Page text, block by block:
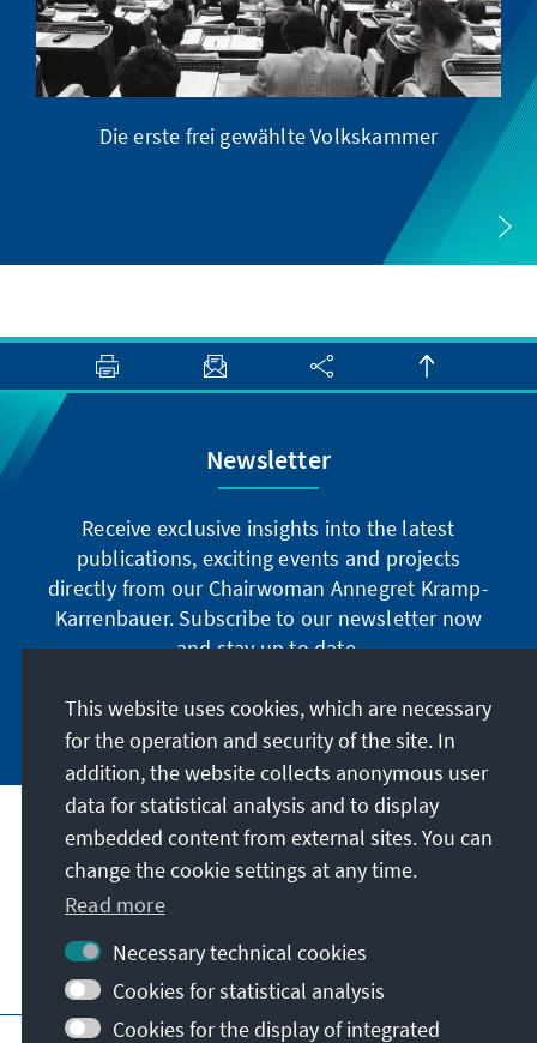
Die erste frei gewählte Volkskammer
Newsletter
Receive exclusive insights into the latest
publications, exciting events and projects
directly from our Chairwoman Annegret Kramp-
Karrenbauer. Subscribe to our newsletter now
and stay up to date.
Subscribe now
Our mission
Contact
Further offers of the foundation
This website uses cookies, which are necessary
for the operation and security of the site. In
addition, the website collects anonymous user
data for statistical analysis and to display
embedded content from external sites. You can
change the cookie settings at any time.
Read more
Necessary technical cookies
Cookies for statistical analysis
Cookies for the display of integrated